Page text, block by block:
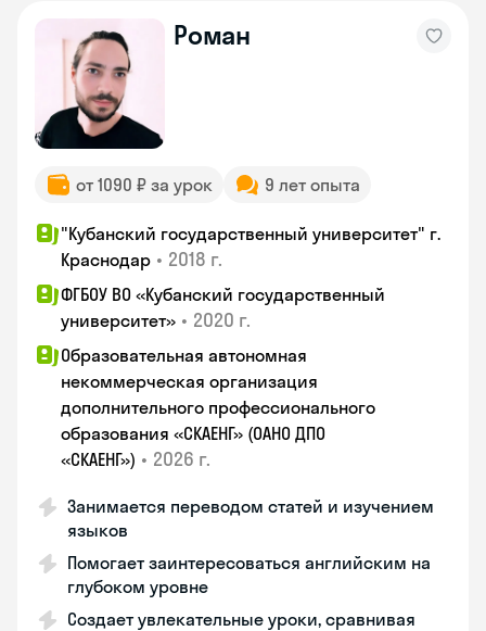
Роман
от 1090 ₽ за урок 9 лет опыта
"Кубанский государственный университет" г.
Краснодар • 2018 г.
ФГБОУ ВО «Кубанский государственный
университет» • 2020 г.
Образовательная автономная
некоммерческая организация
дополнительного профессионального
образования «СКАЕНГ» (ОАНО ДПО
«СКАЕНГ») • 2026 г.
Занимается переводом статей и изучением
языков
Помогает заинтересоваться английским на
глубоком уровне
Создает увлекательные уроки, сравнивая